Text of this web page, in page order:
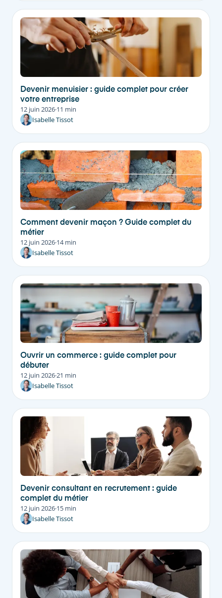
Devenir menuisier : guide complet pour créer
votre entreprise
12 juin 2026·11 min
Isabelle Tissot
Comment devenir maçon ? Guide complet du
métier
12 juin 2026·14 min
Isabelle Tissot
Ouvrir un commerce : guide complet pour
débuter
12 juin 2026·21 min
Isabelle Tissot
Devenir consultant en recrutement : guide
complet du métier
12 juin 2026·15 min
Isabelle Tissot